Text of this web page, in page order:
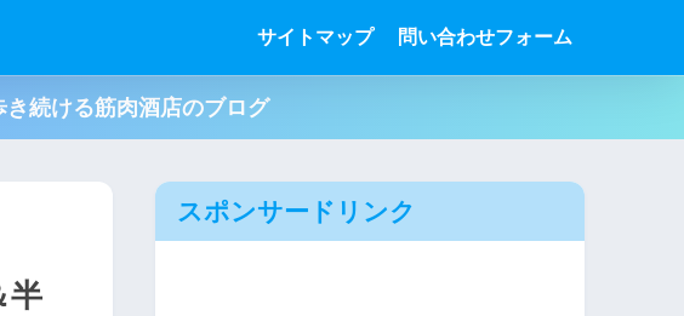
サイトマップ 問い合わせフォーム
続ける筋肉酒店のブログ
半
スポンサードリンク